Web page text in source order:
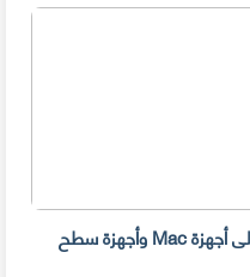
مرشحات Snap Camera لن تعمل على أجهزة Mac وأجهزة سطح